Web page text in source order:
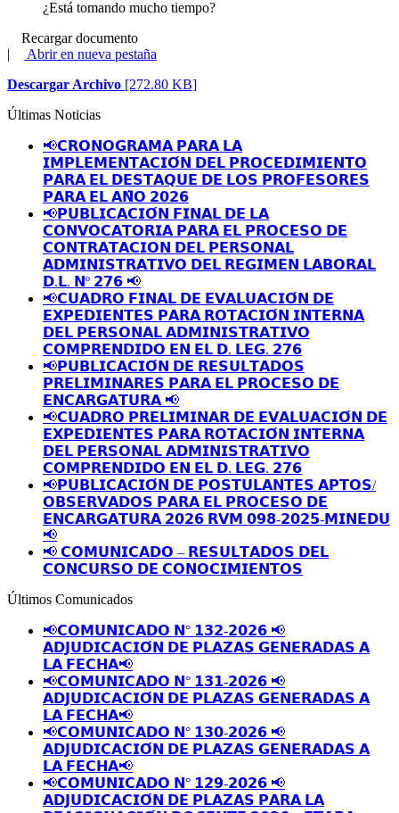
¿Está tomando mucho tiempo?
Recargar documento
|
Abrir en nueva pestaña
Descargar Archivo [272.80 KB]
Últimas Noticias
📢𝗖𝗥𝗢𝗡𝗢𝗚𝗥𝗔𝗠𝗔 𝗣𝗔𝗥𝗔 𝗟𝗔
𝗜𝗠𝗣𝗟𝗘𝗠𝗘𝗡𝗧𝗔𝗖𝗜𝗢́𝗡 𝗗𝗘𝗟 𝗣𝗥𝗢𝗖𝗘𝗗𝗜𝗠𝗜𝗘𝗡𝗧𝗢
𝗣𝗔𝗥𝗔 𝗘𝗟 𝗗𝗘𝗦𝗧𝗔𝗤𝗨𝗘 𝗗𝗘 𝗟𝗢𝗦 𝗣𝗥𝗢𝗙𝗘𝗦𝗢𝗥𝗘𝗦
𝗣𝗔𝗥𝗔 𝗘𝗟 𝗔𝗡̃𝗢 𝟮𝟬𝟮𝟲
📢𝗣𝗨𝗕𝗟𝗜𝗖𝗔𝗖𝗜𝗢́𝗡 𝗙𝗜𝗡𝗔𝗟 𝗗𝗘 𝗟𝗔
𝗖𝗢𝗡𝗩𝗢𝗖𝗔𝗧𝗢𝗥𝗜𝗔 𝗣𝗔𝗥𝗔 𝗘𝗟 𝗣𝗥𝗢𝗖𝗘𝗦𝗢 𝗗𝗘
𝗖𝗢𝗡𝗧𝗥𝗔𝗧𝗔𝗖𝗜𝗢𝗡 𝗗𝗘𝗟 𝗣𝗘𝗥𝗦𝗢𝗡𝗔𝗟
𝗔𝗗𝗠𝗜𝗡𝗜𝗦𝗧𝗥𝗔𝗧𝗜𝗩𝗢 𝗗𝗘𝗟 𝗥𝗘𝗚𝗜𝗠𝗘𝗡 𝗟𝗔𝗕𝗢𝗥𝗔𝗟
𝗗.𝗟. 𝗡º 𝟮𝟳𝟲 📢
📢𝗖𝗨𝗔𝗗𝗥𝗢 𝗙𝗜𝗡𝗔𝗟 𝗗𝗘 𝗘𝗩𝗔𝗟𝗨𝗔𝗖𝗜𝗢́𝗡 𝗗𝗘
𝗘𝗫𝗣𝗘𝗗𝗜𝗘𝗡𝗧𝗘𝗦 𝗣𝗔𝗥𝗔 𝗥𝗢𝗧𝗔𝗖𝗜𝗢́𝗡 𝗜𝗡𝗧𝗘𝗥𝗡𝗔
𝗗𝗘𝗟 𝗣𝗘𝗥𝗦𝗢𝗡𝗔𝗟 𝗔𝗗𝗠𝗜𝗡𝗜𝗦𝗧𝗥𝗔𝗧𝗜𝗩𝗢
𝗖𝗢𝗠𝗣𝗥𝗘𝗡𝗗𝗜𝗗𝗢 𝗘𝗡 𝗘𝗟 𝗗. 𝗟𝗘𝗚. 𝟮𝟳𝟲
📢𝗣𝗨𝗕𝗟𝗜𝗖𝗔𝗖𝗜𝗢́𝗡 𝗗𝗘 𝗥𝗘𝗦𝗨𝗟𝗧𝗔𝗗𝗢𝗦
𝗣𝗥𝗘𝗟𝗜𝗠𝗜𝗡𝗔𝗥𝗘𝗦 𝗣𝗔𝗥𝗔 𝗘𝗟 𝗣𝗥𝗢𝗖𝗘𝗦𝗢 𝗗𝗘
𝗘𝗡𝗖𝗔𝗥𝗚𝗔𝗧𝗨𝗥𝗔 📢
📢𝗖𝗨𝗔𝗗𝗥𝗢 𝗣𝗥𝗘𝗟𝗜𝗠𝗜𝗡𝗔𝗥 𝗗𝗘 𝗘𝗩𝗔𝗟𝗨𝗔𝗖𝗜𝗢́𝗡 𝗗𝗘
𝗘𝗫𝗣𝗘𝗗𝗜𝗘𝗡𝗧𝗘𝗦 𝗣𝗔𝗥𝗔 𝗥𝗢𝗧𝗔𝗖𝗜𝗢́𝗡 𝗜𝗡𝗧𝗘𝗥𝗡𝗔
𝗗𝗘𝗟 𝗣𝗘𝗥𝗦𝗢𝗡𝗔𝗟 𝗔𝗗𝗠𝗜𝗡𝗜𝗦𝗧𝗥𝗔𝗧𝗜𝗩𝗢
𝗖𝗢𝗠𝗣𝗥𝗘𝗡𝗗𝗜𝗗𝗢 𝗘𝗡 𝗘𝗟 𝗗. 𝗟𝗘𝗚. 𝟮𝟳𝟲
📢𝗣𝗨𝗕𝗟𝗜𝗖𝗔𝗖𝗜𝗢́𝗡 𝗗𝗘 𝗣𝗢𝗦𝗧𝗨𝗟𝗔𝗡𝗧𝗘𝗦 𝗔𝗣𝗧𝗢𝗦/
𝗢𝗕𝗦𝗘𝗥𝗩𝗔𝗗𝗢𝗦 𝗣𝗔𝗥𝗔 𝗘𝗟 𝗣𝗥𝗢𝗖𝗘𝗦𝗢 𝗗𝗘
𝗘𝗡𝗖𝗔𝗥𝗚𝗔𝗧𝗨𝗥𝗔 𝟮𝟬𝟮𝟲 𝗥𝗩𝗠 𝟬𝟵𝟴-𝟮𝟬𝟮𝟱-𝗠𝗜𝗡𝗘𝗗𝗨
📢
📢 𝗖𝗢𝗠𝗨𝗡𝗜𝗖𝗔𝗗𝗢 – 𝗥𝗘𝗦𝗨𝗟𝗧𝗔𝗗𝗢𝗦 𝗗𝗘𝗟
𝗖𝗢𝗡𝗖𝗨𝗥𝗦𝗢 𝗗𝗘 𝗖𝗢𝗡𝗢𝗖𝗜𝗠𝗜𝗘𝗡𝗧𝗢𝗦
Últimos Comunicados
📢𝗖𝗢𝗠𝗨𝗡𝗜𝗖𝗔𝗗𝗢 𝗡° 𝟭𝟯𝟮-𝟮𝟬𝟮𝟲 📢
𝗔𝗗𝗝𝗨𝗗𝗜𝗖𝗔𝗖𝗜𝗢́𝗡 𝗗𝗘 𝗣𝗟𝗔𝗭𝗔𝗦 𝗚𝗘𝗡𝗘𝗥𝗔𝗗𝗔𝗦 𝗔
𝗟𝗔 𝗙𝗘𝗖𝗛𝗔📢
📢𝗖𝗢𝗠𝗨𝗡𝗜𝗖𝗔𝗗𝗢 𝗡° 𝟭𝟯𝟭-𝟮𝟬𝟮𝟲 📢
𝗔𝗗𝗝𝗨𝗗𝗜𝗖𝗔𝗖𝗜𝗢́𝗡 𝗗𝗘 𝗣𝗟𝗔𝗭𝗔𝗦 𝗚𝗘𝗡𝗘𝗥𝗔𝗗𝗔𝗦 𝗔
𝗟𝗔 𝗙𝗘𝗖𝗛𝗔📢
📢𝗖𝗢𝗠𝗨𝗡𝗜𝗖𝗔𝗗𝗢 𝗡° 𝟭𝟯𝟬-𝟮𝟬𝟮𝟲 📢
𝗔𝗗𝗝𝗨𝗗𝗜𝗖𝗔𝗖𝗜𝗢́𝗡 𝗗𝗘 𝗣𝗟𝗔𝗭𝗔𝗦 𝗚𝗘𝗡𝗘𝗥𝗔𝗗𝗔𝗦 𝗔
𝗟𝗔 𝗙𝗘𝗖𝗛𝗔📢
📢𝗖𝗢𝗠𝗨𝗡𝗜𝗖𝗔𝗗𝗢 𝗡° 𝟭𝟮𝟵-𝟮𝟬𝟮𝟲 📢
𝗔𝗗𝗝𝗨𝗗𝗜𝗖𝗔𝗖𝗜𝗢́𝗡 𝗗𝗘 𝗣𝗟𝗔𝗭𝗔𝗦 𝗣𝗔𝗥𝗔 𝗟𝗔